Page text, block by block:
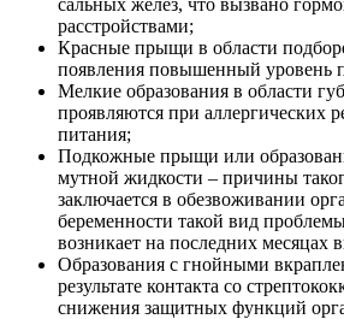
расстройствами;
Красные прыщи в области
появления повышенный уровень
Мелкие образования в области
проявляются при аллергических
питания;
Подкожные прыщи или
мутной жидкости – причины
заключается в обезвоживании
беременности такой вид
возникает на последних месяцах
Образования с гнойными
результате контакта со
снижения защитных функций